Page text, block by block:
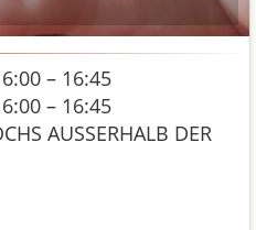
– 16:45
– 16:45
AUSSERHALB DER F